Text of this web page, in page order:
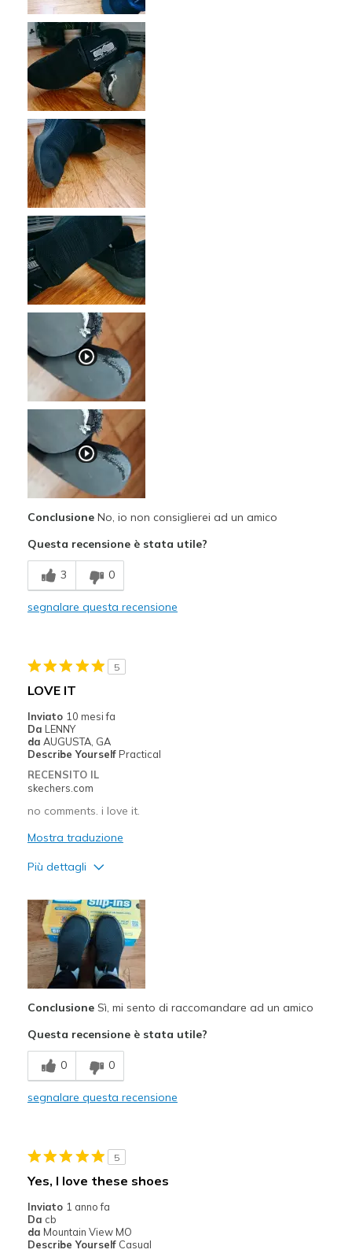
ConclusioneNo, io non consiglierei ad un amico
Questa recensione è stata utile?
3 0
segnalare questa recensione
5
LOVE IT
Inviato 10 mesi fa
Da LENNY
da AUGUSTA, GA
Describe Yourself Practical
RECENSITO IL
skechers.com
no comments. i love it.
Mostra traduzione
Più dettagli
Attractive Design
Breathe Well
Comfortable
Durable
Stylish
Migliori Utilizzi:
Casual Wear
Travel
Width
Feels true to width
Sizing
View On Shoes
Shoes are for Wearing
ConclusioneSì, mi sento di raccomandare ad un amico
Questa recensione è stata utile?
0 0
segnalare questa recensione
5
Yes, I love these shoes
Inviato 1 anno fa
Da cb
da Mountain View MO
Describe Yourself Casual